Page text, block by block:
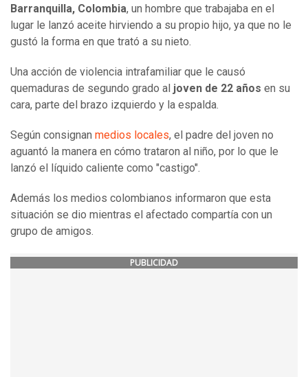
Barranquilla, Colombia, un hombre que trabajaba en el
lugar le lanzó aceite hirviendo a su propio hijo, ya que no le
gustó la forma en que trató a su nieto.
Una acción de violencia intrafamiliar que le causó
quemaduras de segundo grado al joven de 22 años en su
cara, parte del brazo izquierdo y la espalda.
Según consignan medios locales, el padre del joven no
aguantó la manera en cómo trataron al niño, por lo que le
lanzó el líquido caliente como "castigo".
Además los medios colombianos informaron que esta
situación se dio mientras el afectado compartía con un
grupo de amigos.
PUBLICIDAD